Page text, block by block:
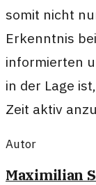
somit nicht
Erkenntnis
informierten
in der Lage
Zeit aktiv
Autor
Maximilian